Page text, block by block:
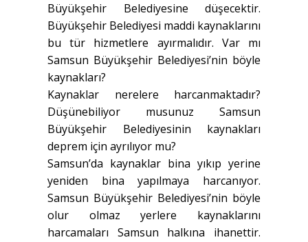
Büyükşehir Belediyesine düşecektir.
Büyükşehir Belediyesi maddi kaynaklarını
bu tür hizmetlere ayırmalıdır. Var mı
Samsun Büyükşehir Belediyesi’nin böyle
kaynakları?
Kaynaklar nerelere harcanmaktadır?
Düşünebiliyor musunuz Samsun
Büyükşehir Belediyesinin kaynakları
deprem için ayrılıyor mu?
Samsun’da kaynaklar bina yıkıp yerine
yeniden bina yapılmaya harcanıyor.
Samsun Büyükşehir Belediyesi’nin böyle
olur olmaz yerlere kaynaklarını
harcamaları Samsun halkına ihanettir.